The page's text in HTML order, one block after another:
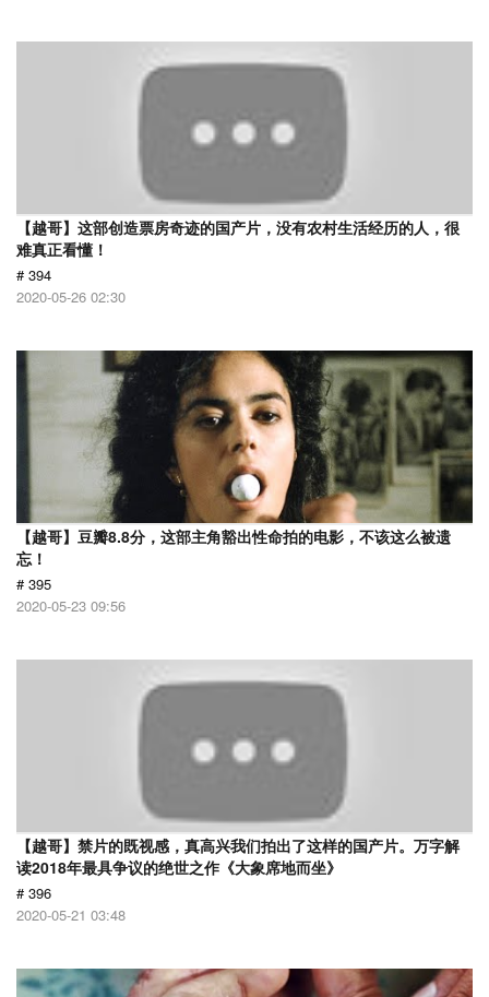
【越哥】这部创造票房奇迹的国产片，没有农村生活经历的人，很
难真正看懂！
# 394
2020-05-26 02:30
【越哥】豆瓣8.8分，这部主角豁出性命拍的电影，不该这么被遗
忘！
# 395
2020-05-23 09:56
【越哥】禁片的既视感，真高兴我们拍出了这样的国产片。万字解
读2018年最具争议的绝世之作《大象席地而坐》
# 396
2020-05-21 03:48